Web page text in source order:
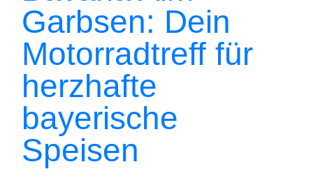
Garbsen: Dein
Motorradtreff für
herzhafte
bayerische
Speisen